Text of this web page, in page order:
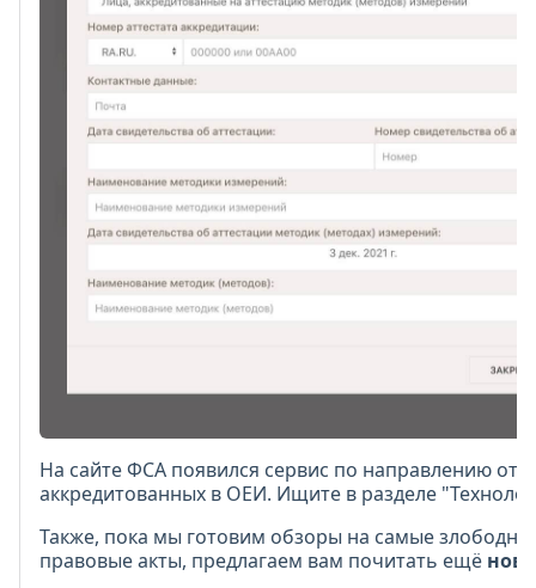
На сайте ФСА появился сервис по направлению
аккредитованных в ОЕИ. Ищите в разделе
Также, пока мы готовим обзоры на самые
правовые акты, предлагаем вам почитать ещё